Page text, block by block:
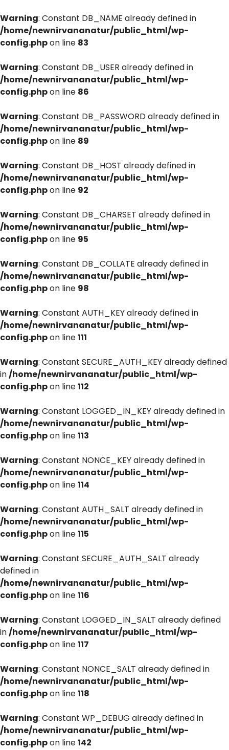
Warning: Constant DB_NAME already defined in
/home/newnirvananatur/public_html/wp-
config.phpon line 83
Warning: Constant DB_USER already defined in
/home/newnirvananatur/public_html/wp-
config.phpon line 86
Warning: Constant DB_PASSWORD already defined in
/home/newnirvananatur/public_html/wp-
config.phpon line 89
Warning: Constant DB_HOST already defined in
/home/newnirvananatur/public_html/wp-
config.phpon line 92
Warning: Constant DB_CHARSET already defined in
/home/newnirvananatur/public_html/wp-
config.phpon line 95
Warning: Constant DB_COLLATE already defined in
/home/newnirvananatur/public_html/wp-
config.phpon line 98
Warning: Constant AUTH_KEY already defined in
/home/newnirvananatur/public_html/wp-
config.phpon line111
Warning: Constant SECURE_AUTH_KEY already defined
in/home/newnirvananatur/public_html/wp-
config.phpon line112
Warning: Constant LOGGED_IN_KEY already defined in
/home/newnirvananatur/public_html/wp-
config.phpon line113
Warning: Constant NONCE_KEY already defined in
/home/newnirvananatur/public_html/wp-
config.phpon line114
Warning: Constant AUTH_SALT already defined in
/home/newnirvananatur/public_html/wp-
config.phpon line115
Warning: Constant SECURE_AUTH_SALT already
defined in
/home/newnirvananatur/public_html/wp-
config.phpon line116
Warning: Constant LOGGED_IN_SALT already defined
in/home/newnirvananatur/public_html/wp-
config.phpon line117
Warning: Constant NONCE_SALT already defined in
/home/newnirvananatur/public_html/wp-
config.phpon line118
Warning: Constant WP_DEBUG already defined in
/home/newnirvananatur/public_html/wp-
config.phpon line142